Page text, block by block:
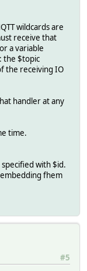
wildcards are
receive that
a variable
the $topic
the receiving IO
handler at any
time.
with $id.
fhem
#5